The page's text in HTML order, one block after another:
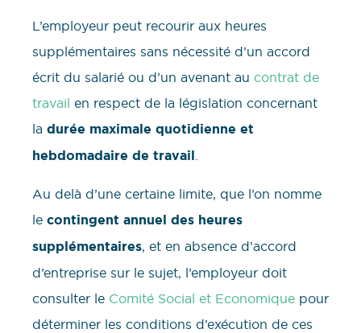
L’employeur peut recourir aux heures
supplémentaires sans nécessité d’un accord
écrit du salarié ou d’un avenant au contrat de
travail en respect de la législation concernant
la durée maximale quotidienne et
hebdomadaire de travail.
Au delà d’une certaine limite, que l’on nomme
le contingent annuel des heures
supplémentaires, et en absence d’accord
d’entreprise sur le sujet, l’employeur doit
consulter le Comité Social et Economique pour
déterminer les conditions d’exécution de ces